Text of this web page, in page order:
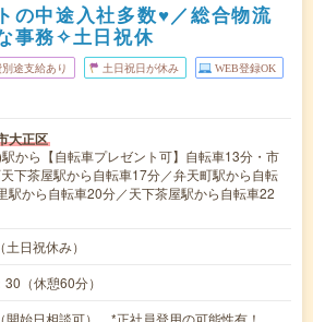
の中途入社多数♥／総合物流
事務✧土日祝休
途支給あり 土日祝日が休み WEB登録OK
大正区
から【自転車プレゼント可】自転車13分・市
下茶屋駅から自転車17分／弁天町駅から自転
駅から自転車20分／天下茶屋駅から自転車22
日祝休み）
（休憩60分）
開始日相談可） *正社員登用の可能性有！